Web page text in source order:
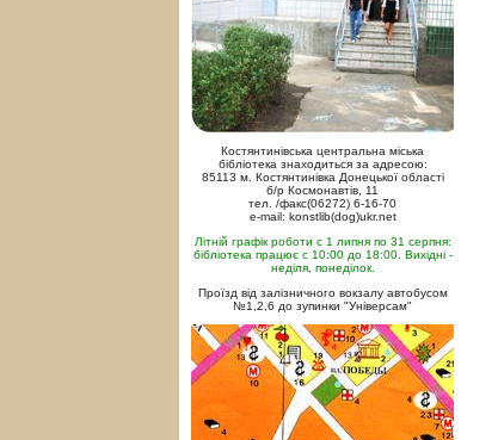
Костянтинівська центральна міська
бібліотека знаходиться за адресою:
85113 м. Костянтинівка Донецької області
б/р Космонавтів, 11
тел. /факс(06272) 6-16-70
e-mail: konstlib(dog)ukr.net
Літній графік роботи с 1 липня по 31 серпня:
бібліотека працює с 10:00 до 18:00. Вихідні -
неділя, понеділок.
Проїзд від залізничного вокзалу автобусом
№1,2,6 до зупинки "Універсам"